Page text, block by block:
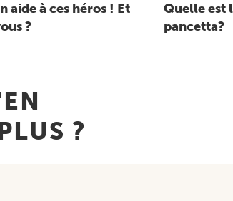
aide à ces héros ! Et
?
Quelle est
pancetta?
?